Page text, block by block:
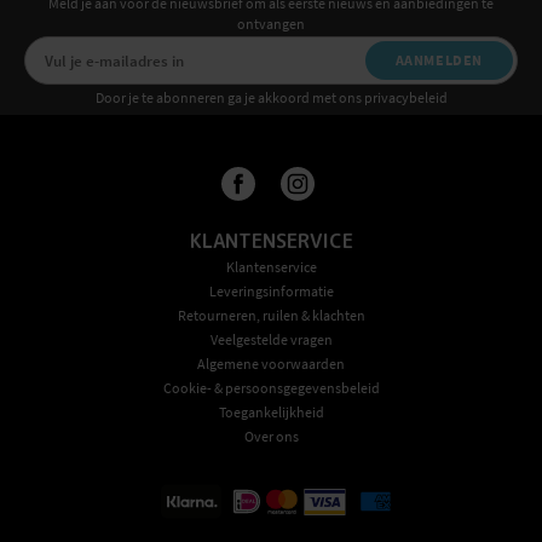
ontvangen
AANMELDEN
Door je te abonneren ga je akkoord met ons privacybeleid
KLANTENSERVICE
Klantenservice
Leveringsinformatie
Retourneren, ruilen & klachten
Veelgestelde vragen
Algemene voorwaarden
Cookie- & persoonsgegevensbeleid
Toegankelijkheid
Over ons